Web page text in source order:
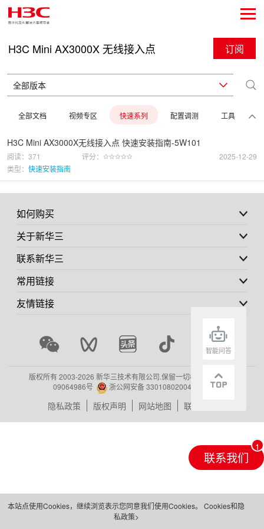
H3C Mini AX3000X 无线接入点 订阅
全部文档 视频专区 快速系列 配置调测 工具
H3C Mini AX3000X无线接入点 快速安装指南-5W101
阅读：371 评分：
2025-12-29
类型： 快速安装指南
如何购买
关于新华三
联系新华三
常用链接
友情链接
版权所有 2003-2026 新华三技术有限公司.保留一切权利.
浙ICP备
09064986号
浙公网安备 33010802004416号
隐私政策 版权声明 网站地图 联系我们
联系我们
本站点使用Cookies，继续浏览表示您同意我们使用Cookies。 Cookies和隐
私政策>
智能问答